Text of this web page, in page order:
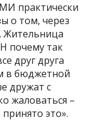
практически
о том, через
Жительница
почему так
друг друга
в бюджетной
дружат с
жаловаться –
это».